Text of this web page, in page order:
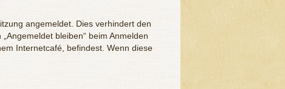
angemeldet. Dies verhindert den
bleiben“ beim Anmelden
Internetcafé, befindest. Wenn diese